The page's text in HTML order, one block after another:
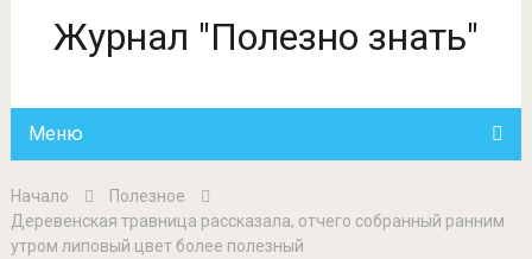
Журнал "Полезно знать"
Меню
Начало
Полезное
Деревенская травница рассказала, отчего собранный ранним
утром липовый цвет более полезный